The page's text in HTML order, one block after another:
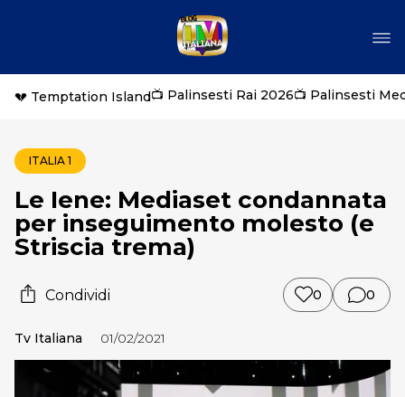
💔 Temptation Island📺 Palinsesti Rai 2026📺 Palinsesti
ITALIA 1
Le Iene: Mediaset condannata
per inseguimento molesto (e
Striscia trema)
Condividi 0 0
Tv Italiana 01/02/2021